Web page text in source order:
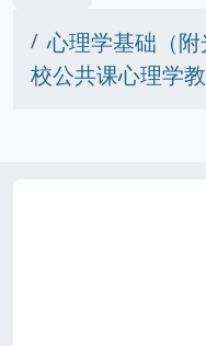
心理学基础（
校公共课心理学